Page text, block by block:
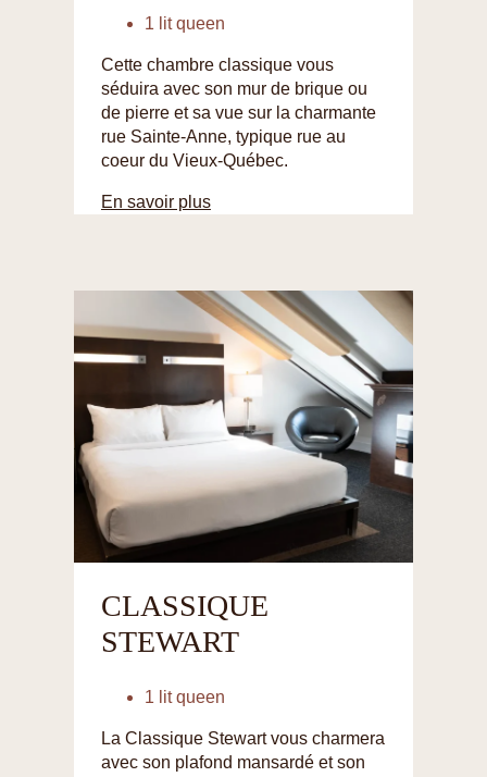
1 lit queen
Cette chambre classique vous
séduira avec son mur de brique ou
de pierre et sa vue sur la charmante
rue Sainte-Anne, typique rue au
coeur du Vieux-Québec.
En savoir plus
CLASSIQUE
STEWART
1 lit queen
La Classique Stewart vous charmera
avec son plafond mansardé et son